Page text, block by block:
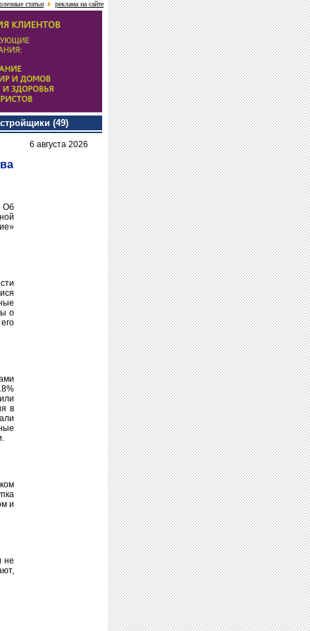
статьи реклама на сайте
(49)
6 августа 2026
Об
о
в
и
не